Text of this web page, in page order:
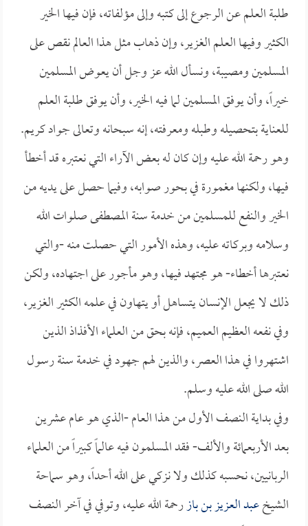
طلبة العلم عن الرجوع إلى كتبه وإلى مؤلفاته، فإن فيها الخير
الكثير وفيها العلم الغزير، وإن ذهاب مثل هذا العالم نقص على
المسلمين ومصيبة، ونسأل الله عز وجل أن يعوض المسلمين
خيراً، وأن يوفق المسلمين لما فيه الخير، وأن يوفق طلبة العلم
للعناية بتحصيله وطبله ومعرفته، إنه سبحانه وتعالى جواد كريم.
وهو رحمة الله عليه وإن كان له بعض الآراء التي نعتبره قد أخطأ
فيها، ولكنها مغمورة في بحور صوابه، وفيما حصل على يديه من
الخير والنفع للمسلمين من خدمة سنة المصطفى صلوات الله
وسلامه وبركاته عليه، وهذه الأمور التي حصلت منه -والتي
نعتبرها أخطاء- هو مجتهد فيها، وهو مأجور على اجتهاده، ولكن
ذلك لا يجعل الإنسان يتساهل أو يتهاون في علمه الكثير الغزير،
وفي نفعه العظيم العميم، فإنه بحق من العلماء الأفذاذ الذين
اشتهروا في هذا العصر، والذين لهم جهود في خدمة سنة رسول
الله صلى الله عليه وسلم.
وفي بداية النصف الأول من هذا العام -الذي هو عام عشرين
بعد الأربعمائة والألف- فقد المسلمون فيه عالماً كبيراً من العلماء
الربانيين، نحسبه كذلك ولا نزكي على الله أحداً، وهو سماحة
الشيخعبد العزيز بن بازرحمة الله عليه، وتوفي في آخر النصف